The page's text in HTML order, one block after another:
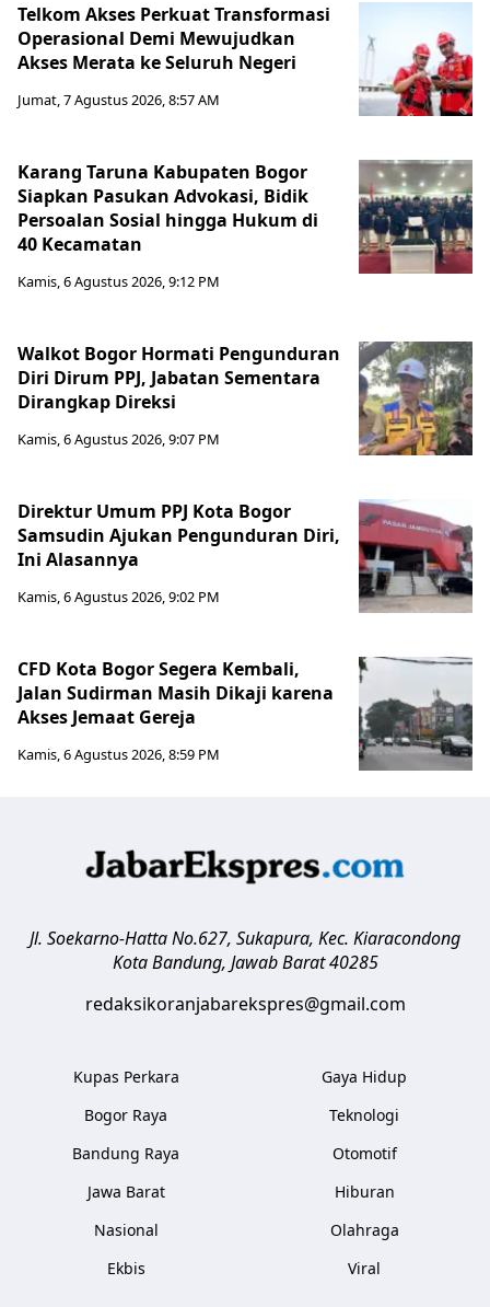
Telkom Akses Perkuat Transformasi
Operasional Demi Mewujudkan
Akses Merata ke Seluruh Negeri
Jumat, 7 Agustus 2026, 8:57 AM
Karang Taruna Kabupaten Bogor
Siapkan Pasukan Advokasi, Bidik
Persoalan Sosial hingga Hukum di
40 Kecamatan
Kamis, 6 Agustus 2026, 9:12 PM
Walkot Bogor Hormati Pengunduran
Diri Dirum PPJ, Jabatan Sementara
Dirangkap Direksi
Kamis, 6 Agustus 2026, 9:07 PM
Direktur Umum PPJ Kota Bogor
Samsudin Ajukan Pengunduran Diri,
Ini Alasannya
Kamis, 6 Agustus 2026, 9:02 PM
CFD Kota Bogor Segera Kembali,
Jalan Sudirman Masih Dikaji karena
Akses Jemaat Gereja
Kamis, 6 Agustus 2026, 8:59 PM
Jl. Soekarno-Hatta No.627, Sukapura, Kec. Kiaracondong
Kota Bandung, Jawab Barat 40285
redaksikoranjabarekspres@gmail.com
Kupas Perkara
Bogor Raya
Bandung Raya
Jawa Barat
Nasional
Ekbis
Gaya Hidup
Teknologi
Otomotif
Hiburan
Olahraga
Viral